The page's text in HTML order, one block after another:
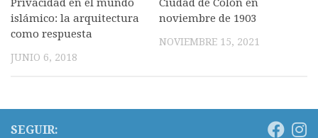
Privacidad en el mundo
islámico: la arquitectura
como respuesta
JUNIO 6, 2018
Ciudad de Colón en
noviembre de 1903
NOVIEMBRE 15, 2021
SEGUIR: